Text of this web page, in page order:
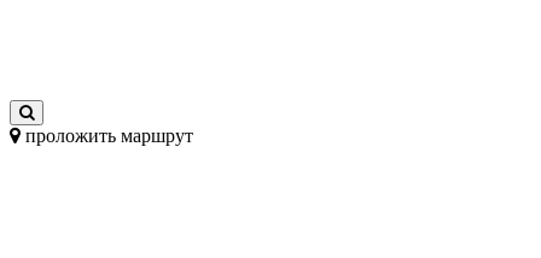
проложить маршрут